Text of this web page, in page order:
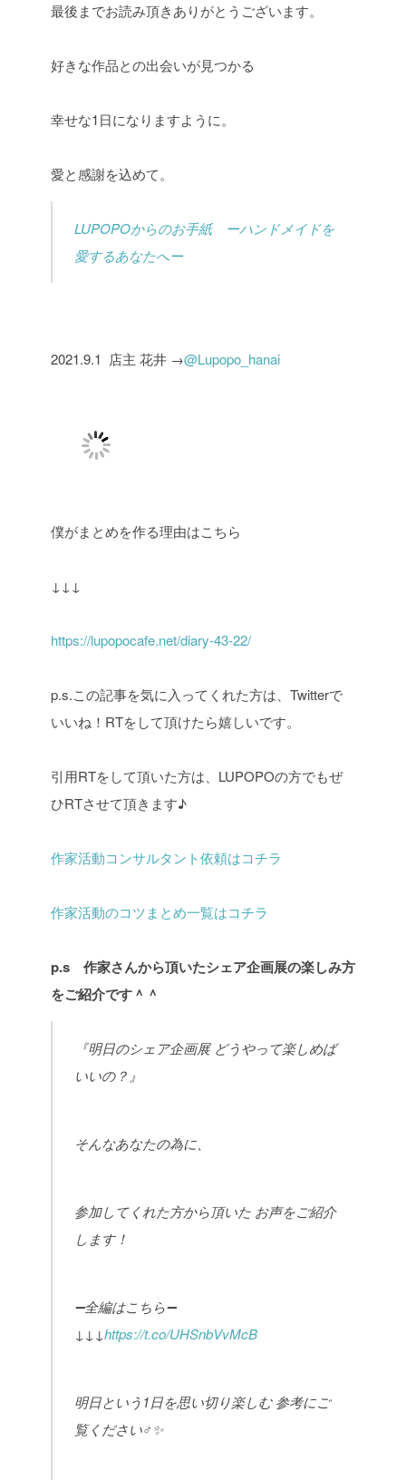
最後までお読み頂きありがとうございます。
好きな作品との出会いが見つかる
幸せな1日になりますように。
愛と感謝を込めて。
LUPOPOからのお手紙 ーハンドメイドを
愛するあなたへー
2021.9.1 店主 花井 →@Lupopo_hanai
僕がまとめを作る理由はこちら
↓↓↓
https://lupopocafe.net/diary-43-22/
p.s.この記事を気に入ってくれた方は、Twitterで
いいね！RTをして頂けたら嬉しいです。
引用RTをして頂いた方は、LUPOPOの方でもぜ
ひRTさせて頂きます♪
作家活動コンサルタント依頼はコチラ
作家活動のコツまとめ一覧はコチラ
p.s 作家さんから頂いたシェア企画展の楽しみ方
をご紹介です＾＾
『明日のシェア企画展どうやって楽しめば
いいの？』
そんなあなたの為に、
参加してくれた方から頂いた お声をご紹介
します！
➖全編はこちら➖
↓↓↓https://t.co/UHSnbVvMcB
明日という1日を思い切り楽しむ参考にご
覧ください‍♂️✨